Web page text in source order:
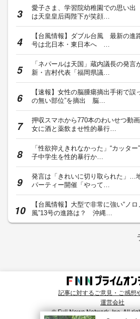
愛子さま、学習院幼稚園での思い
は天皇皇后両陛下が笑顔…
【台風情報】ダブル台風 最新の
号は北日本・東日本へ …
「ネパールは天国」蔵内議長の発
新・吉村代表「福岡県議…
【速報】女性の脳腫瘍摘出手術で誤
の無い部位”を摘出 脳…
押収スマホから770本のわいせつ動
女に酒と薬飲ませ性的暴行…
「性欲抑えきれなかった」“カッター
子中学生を性的暴行か…
発言は「きれいに切り取られた」…
パーティー開催「やって…
【台風情報】大型で非常に強い“ノロ
風”13号の進路は？ 沖縄…
記事に対するご意見・ご感想
運営会社
© Fuji News Network, Inc. All